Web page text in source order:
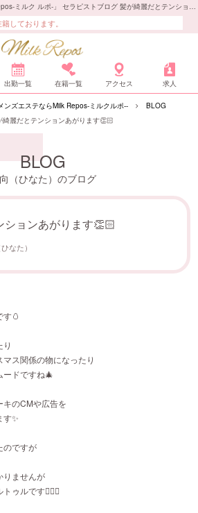
名古屋のメンズエステなら「Milk Repos-ミルク ルポ-」 セラピストブログ 髪が綺麗だとテンションあがります👏🏻
しております。
出勤一覧 在籍一覧 アクセス 求人
ンズエステならMilk Repos-ミルクルポ--
BLOG
綺麗だとテンションあがります👏🏻
BLOG
（ひなた）のブログ
ョンあがります👏🏻
なた）
🥚
ス関係の物になったり
ードですね🎄
のCMや広告を
✨
のですが
りませんが
ゥルです💆🏻‍♀️